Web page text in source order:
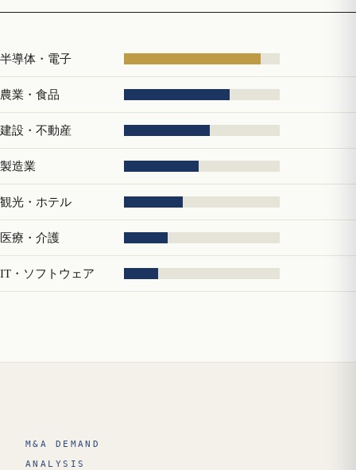
半導体・電子
農業・食品
建設・不動産
製造業
観光・ホテル
医療・介護
IT・ソフトウェア
M&A DEMAND
ANALYSIS